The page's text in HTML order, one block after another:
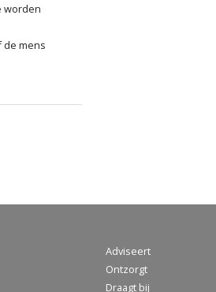
worden
de mens
Adviseert
Ontzorgt
Draagt bij